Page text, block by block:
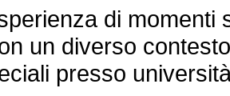
di momenti
un diverso
presso